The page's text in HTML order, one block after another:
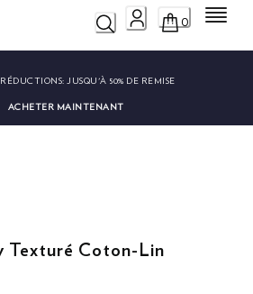
0 Menu
JUSQU'À 50% DE REMISE
ACHETER MAINTENANT
Texturé Coton-Lin